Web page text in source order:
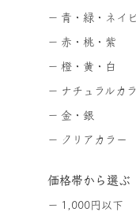
青・緑・ネイ
赤・桃・紫
橙・黄・白
ナチュラルカ
金・銀
クリアカラー
価格帯から選ぶ
1,000円以下